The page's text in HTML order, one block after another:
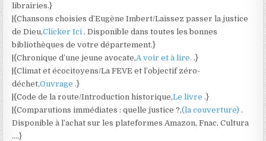
librairies.}
|{Chansons choisies d’Eugène Imbert/Laissez passer la justice
de Dieu,Clicker Ici . Disponible dans toutes les bonnes
bibliothèques de votre département.}
|{Chronique d’une jeune avocate,A voir et à lire. .}
|{Climat et écocitoyens/La FEVE et l’objectif zéro-
déchet,Ouvrage .}
|{Code de la route/Introduction historique,Le livre .}
|{Comparutions immédiates : quelle justice ?,(la couverture) .
Disponible à l’achat sur les plateformes Amazon, Fnac, Cultura
….}